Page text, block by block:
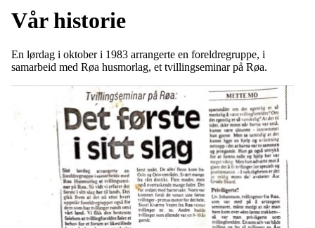
Vår historie
En lørdag i oktober i 1983 arrangerte en foreldregruppe, i
samarbeid med Røa husmorlag, et tvillingseminar på Røa.